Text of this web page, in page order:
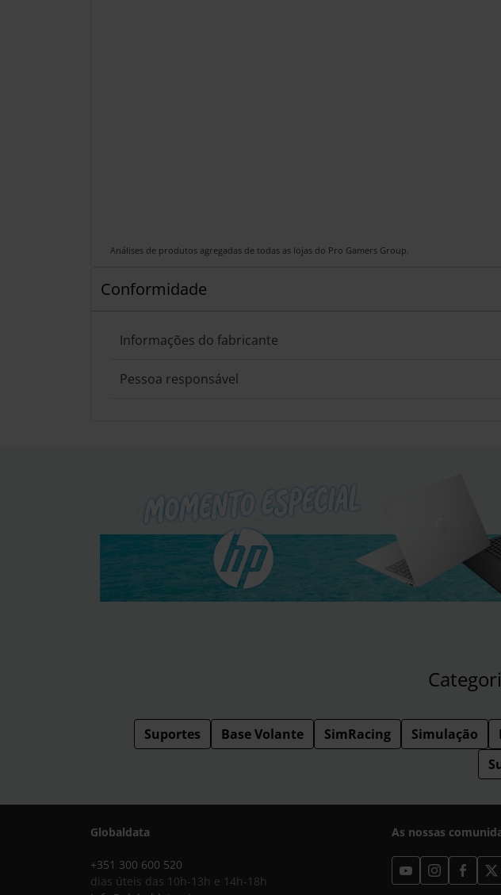
Análises de produtos agregadas de todas as lojas do Pro Gamers Group.
Conformidade
Informações do fabricante
Pessoa responsável
Suportes Base Volante SimRacing Simulação
Globaldata
+351 300 600 520
dias úteis das 10h-13h e 14h-18h
As nossas